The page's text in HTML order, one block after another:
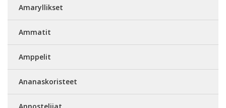
Amaryllikset
Ammatit
Amppelit
Ananaskoristeet